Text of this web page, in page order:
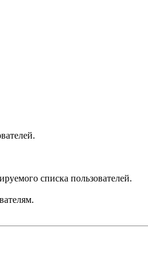
списка пользователей.